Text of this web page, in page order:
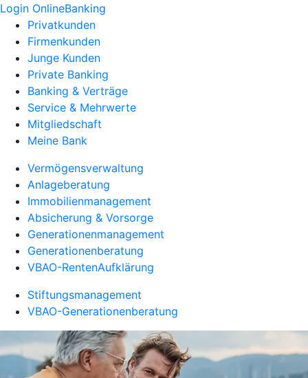
Login OnlineBanking
Privatkunden
Firmenkunden
Junge Kunden
Private Banking
Banking & Verträge
Service & Mehrwerte
Mitgliedschaft
Meine Bank
Vermögensverwaltung
Anlageberatung
Immobilienmanagement
Absicherung & Vorsorge
Generationenmanagement
Generationenberatung
VBAO-RentenAufklärung
Stiftungsmanagement
VBAO-Generationenberatung